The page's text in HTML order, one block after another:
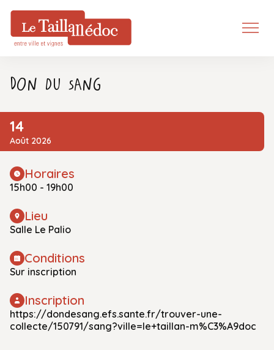
Don du sang
14
Août 2026
Horaires
15h00 - 19h00
Lieu
Salle Le Palio
Conditions
Sur inscription
Inscription
https://dondesang.efs.sante.fr/trouver-une-
collecte/150791/sang?ville=le+taillan-m%C3%A9doc